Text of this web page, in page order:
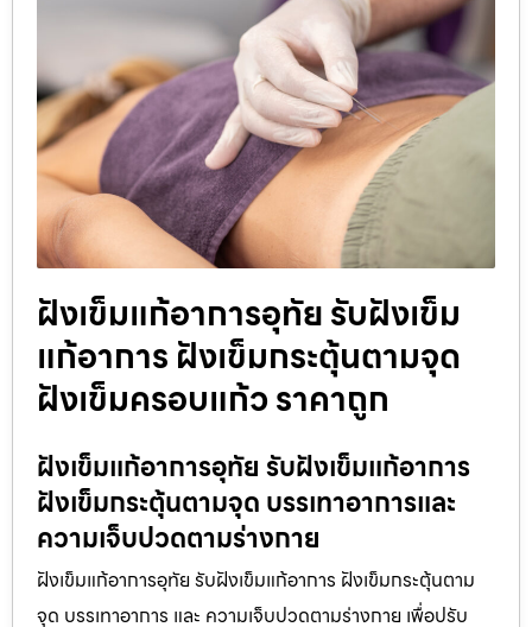
ฝังเข็มแก้อาการอุทัย รับฝังเข็ม
แก้อาการ ฝังเข็มกระตุ้นตามจุด
ฝังเข็มครอบแก้ว ราคาถูก
ฝังเข็มแก้อาการอุทัย รับฝังเข็มแก้อาการ
ฝังเข็มกระตุ้นตามจุด บรรเทาอาการและ
ความเจ็บปวดตามร่างกาย
ฝังเข็มแก้อาการอุทัย รับฝังเข็มแก้อาการ ฝังเข็มกระตุ้นตาม
จุด บรรเทาอาการ และ ความเจ็บปวดตามร่างกาย เพื่อปรับ